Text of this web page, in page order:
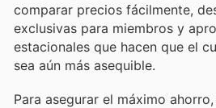
comparar precios fácilmente,
exclusivas para miembros y
estacionales que hacen que el
sea aún más asequible.
Para asegurar el máximo